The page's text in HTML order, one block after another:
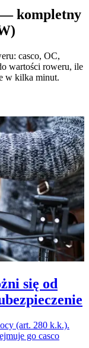
— kompletny
casco, OC,
wartości roweru, ile
w kilka minut.
się od
(art. 280 k.k.).
go casco